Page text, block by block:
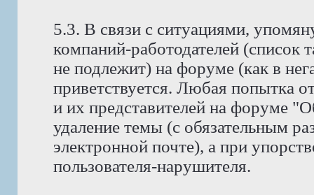
5.3. В связи с ситуациями,
компаний-работодателей (список
не подлежит) на форуме (как в
приветствуется. Любая попытка
и их представителей на форуме
удаление темы (с обязательным
электронной почте), а при
пользователя-нарушителя.